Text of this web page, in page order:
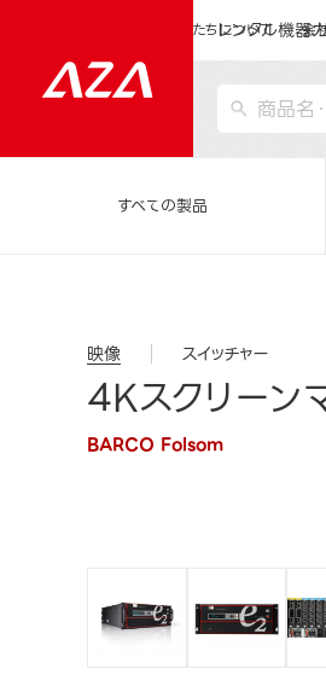
レンタル機器
私たちについて 会
すべての製品
映像 スイッチャー
4Kスクリーン
BARCO Folsom